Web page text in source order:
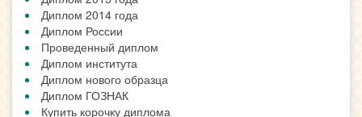
Воронеже
Волгограде
Все города
ДИПЛОМ В ВАШЕМ